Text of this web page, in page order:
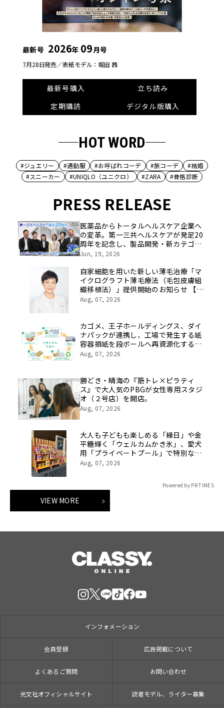
最新号 2026年 09月号
7月28日発売／表紙モデル：堀田 茜
最新号購入
立ち読み
定期購読
デジタル版購入
HOT WORD
#ジュエリー #通勤服 #お呼ばれコーデ #旅コーデ
#結婚
#スニーカー
#UNIQLO（ユニクロ） #ZARA #骨格診断
PRESS RELEASE
医薬品からトータルヘルスケア企業へ
の変革。第一三共ヘルスケアが発足20
周年を記念し、製品開発・新カテゴリ
挑戦の舞台や旧社統合時のエピソード
像を公開！
Jun, 19, 2026
自家細胞を用いた新しい薄毛治療「マ
イクログラフト薄毛療法（毛包皮膚組
織移植法）」提供開始のお知らせ 【医
療法人社団 青真会 青山エルクリニ
Aug, 07, 2026
カゴメ、王子ホールディングス、ダイ
ナパックが連携し、工場で発生する紙
容器損紙を段ボールへ再資源化する実
証を開始
Aug, 07, 2026
勝どき・晴海の『筋トレ×ピラティ
ス』で大人気のPBGが女性専用スタジ
オ（２号店）を開店。
Aug, 07, 2026
大人も子どもも楽しめる「縁日」や金
平糖輝く「ウェルカムかき氷」、愛犬
用「プライベートプール」で特別な夏
休みをお届け
Aug, 07, 2026
Powered by PR TIMES
VIEW MORE
インフォメーション
会員登録 広告掲載について
よくあるご質問 お問い合わせ
光文社オフィシャルサイト 読者モデル、ライター募集